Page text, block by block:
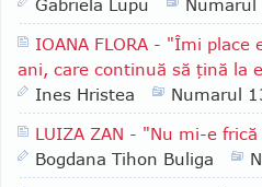
Gabriela Lupu
IOANA FLORA - "Îmi
ani, care continuă să ţină la
Ines Hristea
Numarul
LUIZA ZAN - "Nu mi-e
Bogdana Tihon Buliga